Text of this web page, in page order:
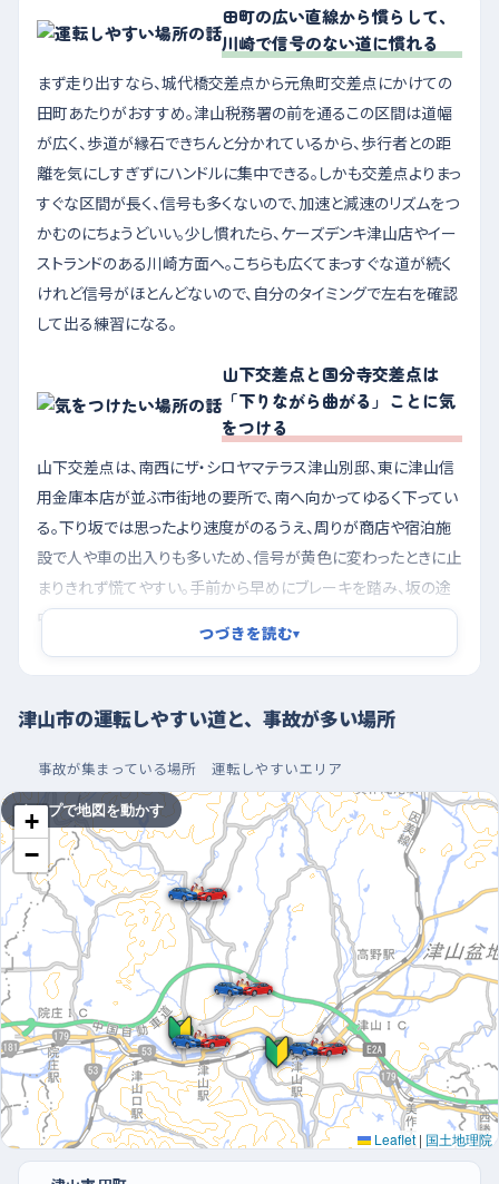
田町の広い直線から慣らして、
川崎で信号のない道に慣れる
まず走り出すなら、城代橋交差点から元魚町交差点にかけての
田町あたりがおすすめ。津山税務署の前を通るこの区間は道幅
が広く、歩道が縁石できちんと分かれているから、歩行者との距
離を気にしすぎずにハンドルに集中できる。しかも交差点よりまっ
すぐな区間が長く、信号も多くないので、加速と減速のリズムをつ
かむのにちょうどいい。少し慣れたら、ケーズデンキ津山店やイー
ストランドのある川崎方面へ。こちらも広くてまっすぐな道が続く
けれど信号がほとんどないので、自分のタイミングで左右を確認
して出る練習になる。
山下交差点と国分寺交差点は
「下りながら曲がる」ことに気
をつける
山下交差点は、南西にザ・シロヤマテラス津山別邸、東に津山信
用金庫本店が並ぶ市街地の要所で、南へ向かってゆるく下ってい
る。下り坂では思ったより速度がのるうえ、周りが商店や宿泊施
設で人や車の出入りも多いため、信号が黄色に変わったときに止
まりきれず慌てやすい。手前から早めにブレーキを踏み、坂の途
中では速度を落としきってから交差点に入るつもりでいるとい
い。河辺の国分寺交差点も同じく西へ下る形で、北東の書店や南
東の飲食店へ入る車が前でふいに減速することがあるから、前
の車との間隔を広めにとっておくと落ち着いて対応できる。
夕方を避け、午前中の空いた時間に。駐車はイースト
練習に出るなら、日中でいちばん静かな午前中の早い時間帯が
いい。夕方の帰宅時間に近づくほど道は混み、右折の待ち時間も
長くなって焦りやすくなるからだ。曜日でいえば週末前の金曜や
週の半ばは車が多くなりやすいので、最初のうちは日曜のように
交通量が落ち着く日を選ぶと、自分のペースで走れる。駐車の練
習は、区画が多くて空きを見つけやすいイーストランドやイオンモ
ール津山の駐車場が向いている。買い物客の少ない開店直後を
狙えば、周りを気にせずバックの角度を何度でも試せるし、出入
口までの通路も広いので、切り返しに時間がかかっても後ろから
急かされにくい。慣れてきたら、あえて柱や車の間の区画に入れ
てみると、実際の駐車場で困らなくなる。
つづきを読む▾
津山市の運転しやすい道と、事故が多い場所
事故が集まっている場所 運転しやすいエリア
+
−
Leaflet | 国土地理院
タップで地図を動かす